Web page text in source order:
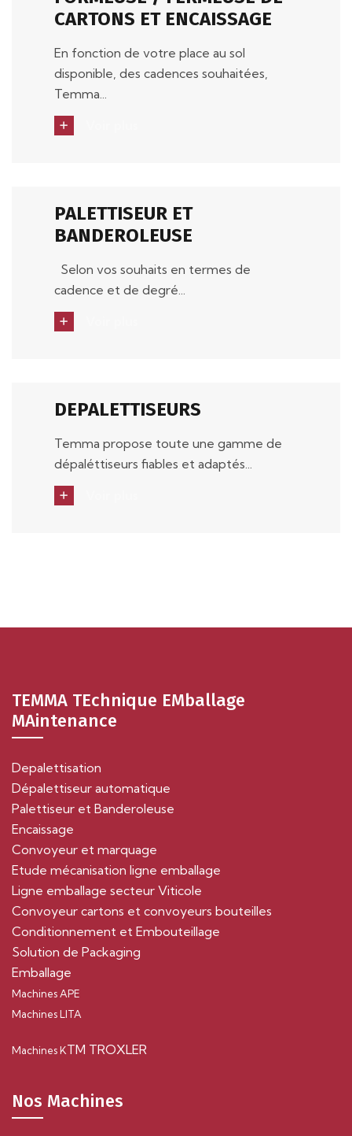
CARTONS ET ENCAISSAGE
En fonction de votre place au sol
disponible, des cadences souhaitées,
Temma...
PALETTISEUR ET
BANDEROLEUSE
Selon vos souhaits en termes de
cadence et de degré...
DEPALETTISEURS
Temma propose toute une gamme de
dépaléttiseurs fiables et adaptés...
TEMMA TEchnique EMballage
MAintenance
Depalettisation
Dépalettiseur automatique
Palettiseur et Banderoleuse
Encaissage
Convoyeur et marquage
Etude mécanisation ligne emballage
Ligne emballage secteur Viticole
Convoyeur cartons et convoyeurs bouteilles
Conditionnement et Embouteillage
Solution de Packaging
Emballage
Machines APE
Machines LITA
Machines KTM TROXLER
Nos Machines